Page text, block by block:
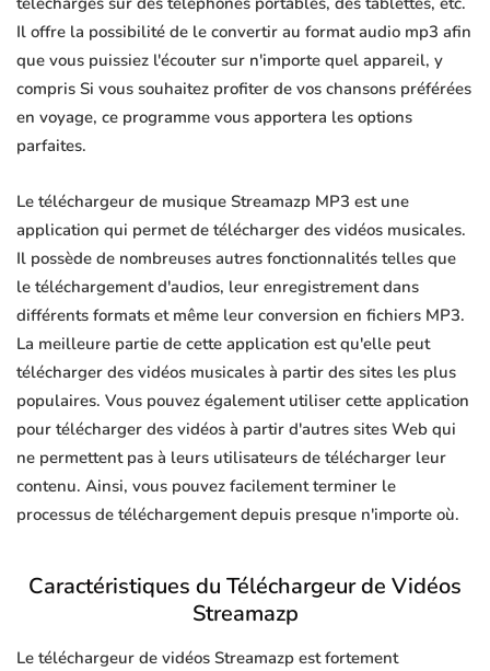
Il offre la possibilité de le convertir au format audio mp3 afin
que vous puissiez l'écouter sur n'importe quel appareil, y
compris Si vous souhaitez profiter de vos chansons préférées
en voyage, ce programme vous apportera les options
parfaites.
Le téléchargeur de musique Streamazp MP3 est une
application qui permet de télécharger des vidéos musicales.
Il possède de nombreuses autres fonctionnalités telles que
le téléchargement d'audios, leur enregistrement dans
différents formats et même leur conversion en fichiers MP3.
La meilleure partie de cette application est qu'elle peut
télécharger des vidéos musicales à partir des sites les plus
populaires. Vous pouvez également utiliser cette application
pour télécharger des vidéos à partir d'autres sites Web qui
ne permettent pas à leurs utilisateurs de télécharger leur
contenu. Ainsi, vous pouvez facilement terminer le
processus de téléchargement depuis presque n'importe où.
Caractéristiques du Téléchargeur de Vidéos
Streamazp
Le téléchargeur de vidéos Streamazp est fortement